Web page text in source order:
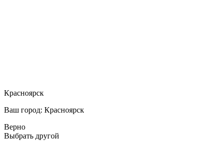
Красноярск
Ваш город: Красноярск
Верно
Выбрать другой